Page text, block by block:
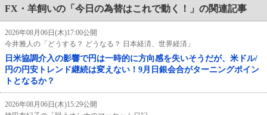
FX・羊飼いの「今日の為替はこれで動く！」の関連記事
2026年08月06日(木)17:00公開
今井雅人の「どうする？ どうなる？ 日本経済、世界経済」
日米協調介入の影響で円は一時的に方向感を失いそうだが、米ドル/
円の円安トレンド継続は変えない！9月日銀会合がターニングポイン
トとなるか？
2026年08月06日(木)15:29公開